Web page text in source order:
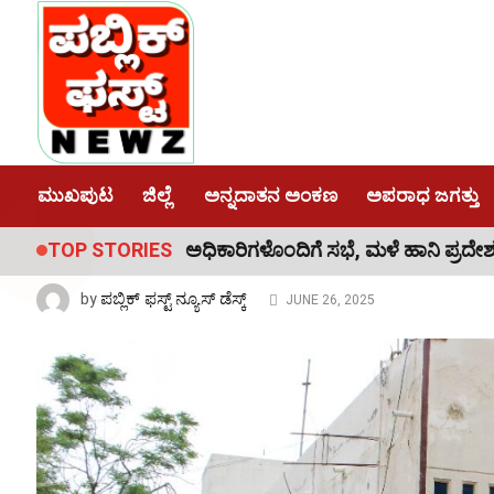
ಮುಖಪುಟ ಜಿಲ್ಲೆ ಅನ್ನದಾತನ ಅಂಕಣ ಅಪರಾಧ ಜಗತ್ತು
TOP STORIES
ಅಧಿಕಾರಿಗಳೊಂದಿಗೆ ಸಭೆ, ಮಳೆ ಹಾನಿ ಪ್ರದೇಶಗಳ ಪರಿಶೀಲನೆ..!
BIG BREAKING
ರಾಜ್ಯವನ್ನೇ ಬೆಚ್ಚಿ ಬೀಳಿಸಿದ್ದ
ಬೇಧಿಸಿದ ಪೊಲೀಸರು, 58
ಅಂದರ್..!
byಪಬ್ಲಿಕ್ ಫಸ್ಟ್ ನ್ಯೂಸ್ ಡೆಸ್ಕ್ JUNE 26, 2025